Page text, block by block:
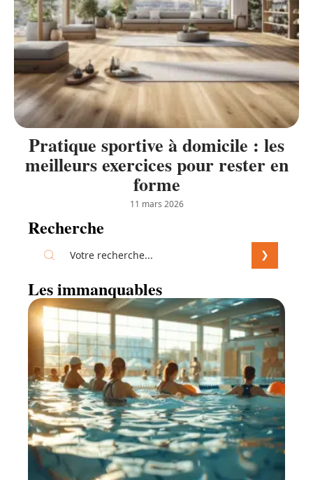
Pratique sportive à domicile : les
meilleurs exercices pour rester en
forme
11 mars 2026
Recherche
Les immanquables